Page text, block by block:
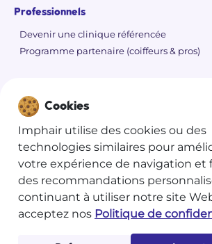
Professionnels
Devenir une clinique référencée
Programme partenaire (coiffeurs & pros)
©2026 Imphair
Politique de
Conditions générales
Conditions générales de
Mentions légales
Cookies
Imphair utilise des cookies ou des
technologies similaires pour
votre expérience de navigation et
des recommandations
continuant à utiliser notre site
acceptez nos Politique de